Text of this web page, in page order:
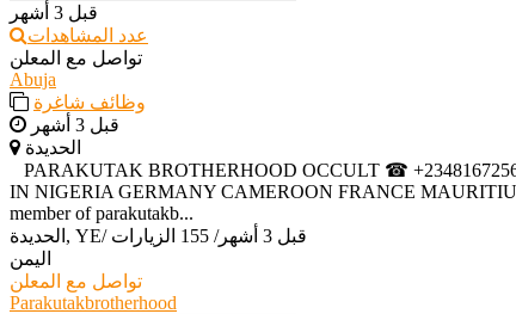
قبل 3 أشهر
عدد المشاهدات
تواصل مع المعلن
Abuja
وظائف شاغرة
قبل 3 أشهر
الحديدة
‎PARAKUTAK BROTHERHOOD OCCULT ☎
IN NIGERIA GERMANY CAMEROON FRANCE
member of parakutakb...
الحديدة, YE/ قبل 3 أشهر / 155 الزيارات
اليمن
تواصل مع المعلن
Parakutakbrotherhood